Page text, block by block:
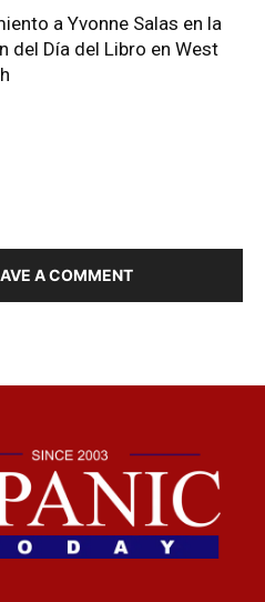
a Yvonne Salas en la
del Día del Libro en West
A COMMENT